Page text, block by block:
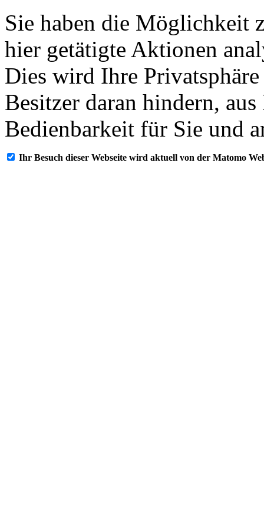
Sie haben die Möglichkeit
hier getätigte Aktionen
Dies wird Ihre
Besitzer daran hindern,
Bedienbarkeit für Sie und
Ihr Besuch dieser Webseite wird aktuell von der Matomo